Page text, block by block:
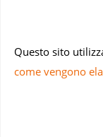
Questo sito
come vengono